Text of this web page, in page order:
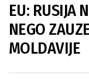
EU: RUSIJA
NEGO
MOLDAVIJE